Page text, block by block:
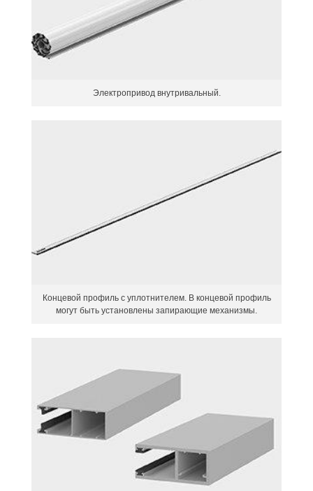
Электропривод внутривальный.
Концевой профиль с уплотнителем. В концевой профиль
могут быть установлены запирающие механизмы.